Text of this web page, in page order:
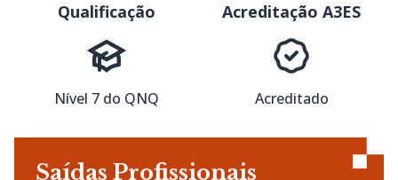
Qualificação
Nível 7 do QNQ
Acreditação A3ES
Acreditado
Saídas Profissionais